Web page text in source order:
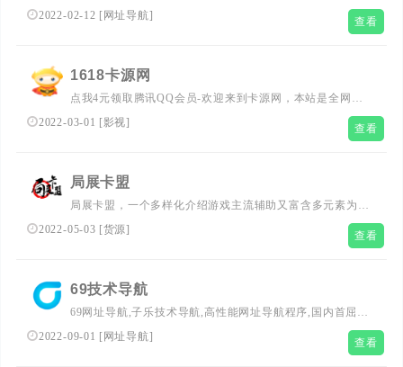
动网,QQ业务乐园,薅羊毛,线报屋,源码下载,推荐卡盟,QQ头
像资源,破解软件,技术论坛,网址导航,上网导航,争做排优秀
2022-02-12 [ 网址导航] 查看
1618卡源网
点我4元领取腾讯QQ会员-欢迎来到卡源网，本站是全网一
手货源批发基地，经营各类影视会员批发，以及各种增值业
2022-03-01 [影视] 查看
局展卡盟
局展卡盟，一个多样化介绍游戏主流辅助又富含多元素为您
提供服务的卡盟，给您带来一手资讯！
2022-05-03 [货源] 查看
69技术导航
69网址导航,子乐技术导航,高性能网址导航程序,国内首屈一
指的技术教程活动导航分类平台，站点已累计收录数千网
站，累计为中国网民提供多达数亿的访问点击，满足用户随
2022-09-01 [ 网址导航] 查看